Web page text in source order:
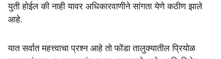
युती होईल की नाही यावर अधिकारवाणीने सांगता येणे कठीण झाले
आहे.
यात सर्वात महत्त्वाचा प्रश्न आहे तो फोंडा तालुक्यातील प्रियोळ